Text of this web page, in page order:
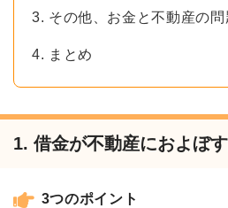
3. その他、お金と不動産の
4. まとめ
1. 借金が不動産におよぼ
3つのポイント